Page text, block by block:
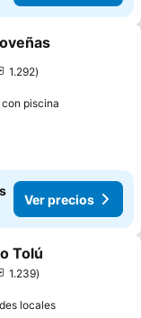
1.292
piscina
Ver precios
Tolú
1.239
localesVer precios